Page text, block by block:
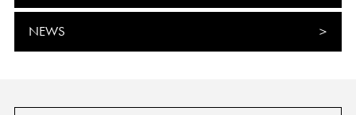
NEWS